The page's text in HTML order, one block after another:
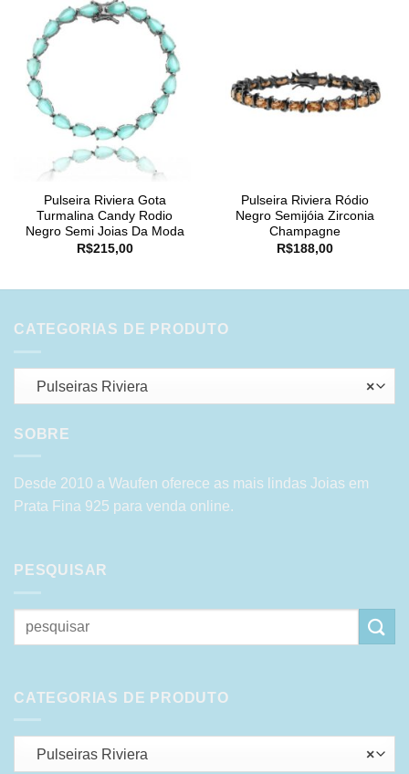
Pulseira Riviera Gota
Turmalina Candy Rodio
Negro Semi Joias Da Moda
R$215,00
Pulseira Riviera Ródio
Negro Semijóia Zirconia
Champagne
R$188,00
CATEGORIAS DE PRODUTO
×
Pulseiras Riviera
SOBRE
Desde 2010 a Waufen oferece as mais lindas Joias em
Prata Fina 925 para venda online.
PESQUISAR
Pesquisar
por:
CATEGORIAS DE PRODUTO
×
Pulseiras Riviera